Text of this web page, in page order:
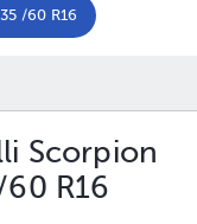
/60 R16
Scorpion
R16